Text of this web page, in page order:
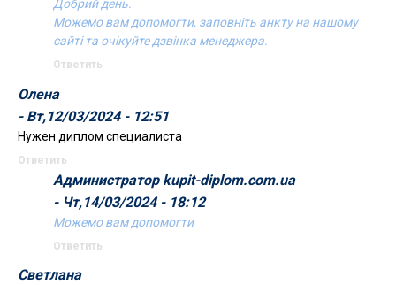
Добрий день.
Можемо вам допомогти, заповніть анкту на нашому
сайті та очікуйте дзвінка менеджера.
Ответить
Олена
- Вт,12/03/2024 - 12:51
Нужен диплом специалиста
Ответить
Администратор kupit-diplom.com.ua
- Чт,14/03/2024 - 18:12
Можемо вам допомогти
Ответить
Светлана